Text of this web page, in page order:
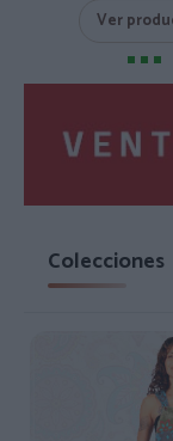
Ver
Colecciones